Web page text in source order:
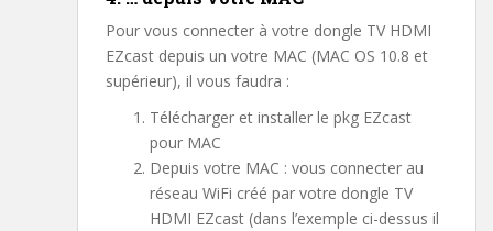
Pour vous connecter à votre dongle TV HDMI
EZcast depuis un votre MAC (MAC OS 10.8 et
supérieur), il vous faudra :
Télécharger et installer le pkg EZcast
pour MAC
Depuis votre MAC : vous connecter au
réseau WiFi créé par votre dongle TV
HDMI EZcast (dans l’exemple ci-dessus il